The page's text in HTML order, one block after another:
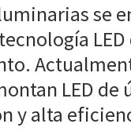
se
LED de
y alta